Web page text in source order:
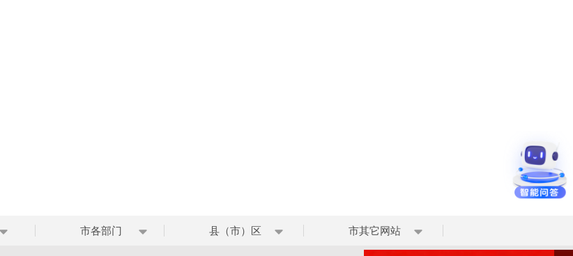
市各部门 县（市）区 市其它网站